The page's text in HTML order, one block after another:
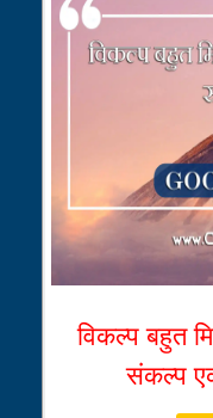
विकल्प बहुत
संकल्प